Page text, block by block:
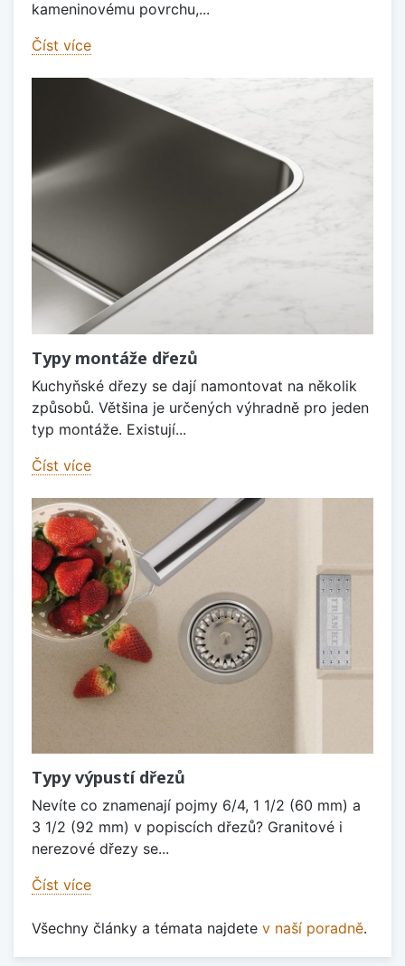
kameninovému povrchu,...
Číst více
Typy montáže dřezů
Kuchyňské dřezy se dají namontovat na několik
způsobů. Většina je určených výhradně pro jeden
typ montáže. Existují...
Číst více
Typy výpustí dřezů
Nevíte co znamenají pojmy 6/4, 1 1/2 (60 mm) a
3 1/2 (92 mm) v popiscích dřezů? Granitové i
nerezové dřezy se...
Číst více
Všechny články a témata najdete v naší poradně.